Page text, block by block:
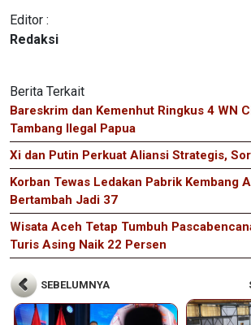
Editor :
Redaksi
Berita Terkait
Bareskrim dan Kemenhut Ringkus 4 WN
Tambang Ilegal Papua
Xi dan Putin Perkuat Aliansi Strategis,
Korban Tewas Ledakan Pabrik Kembang
Bertambah Jadi 37
Wisata Aceh Tetap Tumbuh
Turis Asing Naik 22 Persen
SEBELUMNYA